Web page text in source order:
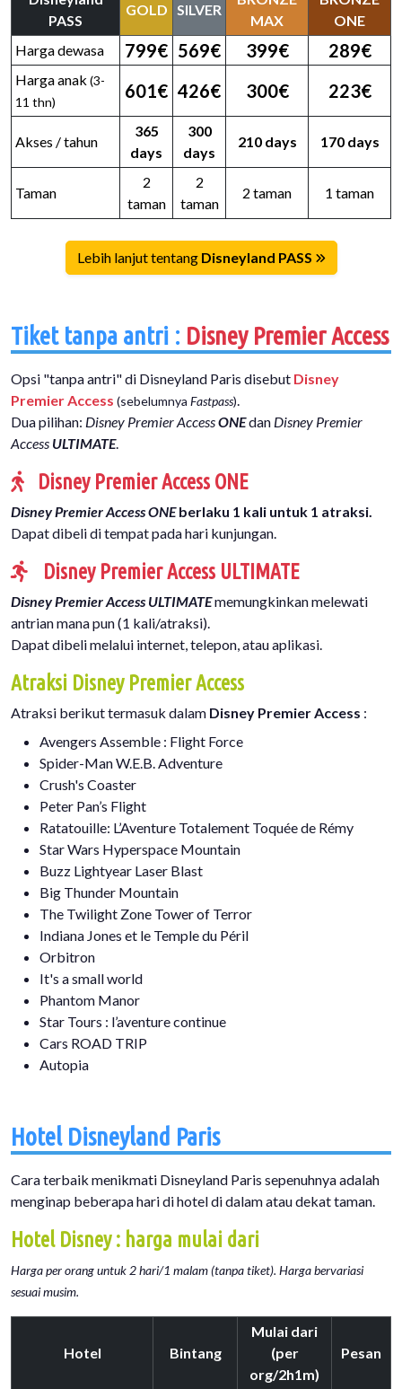
PASS
GOLD SILVER
MAX
ONE
Harga dewasa
799€ 569€ 399€ 289€
Harga anak (3-
11 thn)
601€ 426€ 300€ 223€
Akses / tahun
365
days
300
days
210 days 170 days
Taman
2
taman
2
taman
2 taman 1 taman
Lebih lanjut tentang Disneyland PASS
Tiket tanpa antri : Disney Premier Access
Opsi "tanpa antri" di Disneyland Paris disebut Disney
Premier Access (sebelumnya Fastpass).
Dua pilihan: Disney Premier AccessONEdan Disney Premier
Access ULTIMATE.
Disney Premier Access ONE
Disney Premier Access ONEberlaku 1 kali untuk 1 atraksi.
Dapat dibeli di tempat pada hari kunjungan.
Disney Premier Access ULTIMATE
Disney Premier Access ULTIMATEmemungkinkan melewati
antrian mana pun (1 kali/atraksi).
Dapat dibeli melalui internet, telepon, atau aplikasi.
Atraksi Disney Premier Access
Atraksi berikut termasuk dalam Disney Premier Access :
Avengers Assemble : Flight Force
Spider-Man W.E.B. Adventure
Crush's Coaster
Peter Pan’s Flight
Ratatouille: L’Aventure Totalement Toquée de Rémy
Star Wars Hyperspace Mountain
Buzz Lightyear Laser Blast
Big Thunder Mountain
The Twilight Zone Tower of Terror
Indiana Jones et le Temple du Péril​
Orbitron
It's a small world
Phantom Manor
Star Tours : l’aventure continue
Cars ROAD TRIP
Autopia
Hotel Disneyland Paris
Cara terbaik menikmati Disneyland Paris sepenuhnya adalah
menginap beberapa hari di hotel di dalam atau dekat taman.
Hotel Disney : harga mulai dari
Harga per orang untuk 2 hari/1 malam (tanpa tiket). Harga bervariasi
sesuai musim.
Hotel Bintang
Mulai dari
(per
org/2h1m)
Pesan